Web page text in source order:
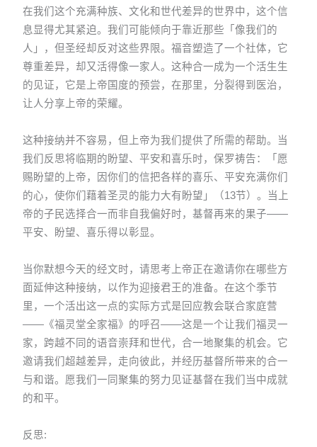
在我们这个充满种族、文化和世代差异的世界中，这个信
息显得尤其紧迫。我们可能倾向于靠近那些「像我们的
人」，但圣经却反对这些界限。福音塑造了一个社体，它
尊重差异，却又活得像一家人。这种合一成为一个活生生
的见证，它是上帝国度的预尝，在那里，分裂得到医治，
让人分享上帝的荣耀。
这种接纳并不容易，但上帝为我们提供了所需的帮助。当
我们反思将临期的盼望、平安和喜乐时，保罗祷告：「愿
赐盼望的上帝，因你们的信把各样的喜乐、平安充满你们
的心，使你们藉着圣灵的能力大有盼望」（13节）。当上
帝的子民选择合一而非自我偏好时，基督再来的果子——
平安、盼望、喜乐得以彰显。
当你默想今天的经文时，请思考上帝正在邀请你在哪些方
面延伸这种接纳，以作为迎接君王的准备。在这个季节
里，一个活出这一点的实际方式是回应教会联合家庭营
——《福灵堂全家福》的呼召——这是一个让我们福灵一
家，跨越不同的语音崇拜和世代，合一地聚集的机会。它
邀请我们超越差异，走向彼此，并经历基督所带来的合一
与和谐。愿我们一同聚集的努力见证基督在我们当中成就
的和平。
反思: